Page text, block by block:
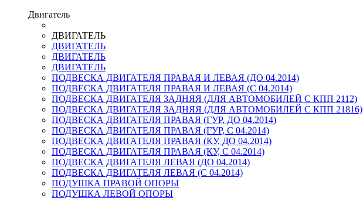
Двигатель
ДВИГАТЕЛЬ
ДВИГАТЕЛЬ
ДВИГАТЕЛЬ
ДВИГАТЕЛЬ
ПОДВЕСКА ДВИГАТЕЛЯ ПРАВАЯ И ЛЕВАЯ (ДО 04.2014)
ПОДВЕСКА ДВИГАТЕЛЯ ПРАВАЯ И ЛЕВАЯ (С 04.2014)
ПОДВЕСКА ДВИГАТЕЛЯ ЗАДНЯЯ (ДЛЯ АВТОМОБИЛЕЙ С КПП 2112)
ПОДВЕСКА ДВИГАТЕЛЯ ЗАДНЯЯ (ДЛЯ АВТОМОБИЛЕЙ С КПП 21816)
ПОДВЕСКА ДВИГАТЕЛЯ ПРАВАЯ (ГУР, ДО 04.2014)
ПОДВЕСКА ДВИГАТЕЛЯ ПРАВАЯ (ГУР, С 04.2014)
ПОДВЕСКА ДВИГАТЕЛЯ ПРАВАЯ (КУ, ДО 04.2014)
ПОДВЕСКА ДВИГАТЕЛЯ ПРАВАЯ (КУ, С 04.2014)
ПОДВЕСКА ДВИГАТЕЛЯ ЛЕВАЯ (ДО 04.2014)
ПОДВЕСКА ДВИГАТЕЛЯ ЛЕВАЯ (С 04.2014)
ПОДУШКА ПРАВОЙ ОПОРЫ
ПОДУШКА ЛЕВОЙ ОПОРЫ